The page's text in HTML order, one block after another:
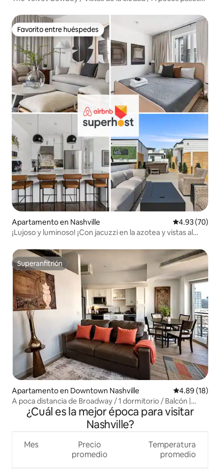
Favorito entre huéspedes
Favorito entre huéspedes
Apartamento en Nashville Calificación
4.93 (70)
¡Lujoso y luminoso! ¡Con jacuzzi en la azotea y vistas al
Superanfitrión
Superanfitrión
Apartamento en Downtown Nashville Calificación
4.89 (18)
A poca distancia de Broadway / 1 dormitorio / Balcón |
Estacionamiento gratuito
¿Cuál es la mejor época para visitar
Nashville?
Mes
Precio
promedio
Temperatura
promedio